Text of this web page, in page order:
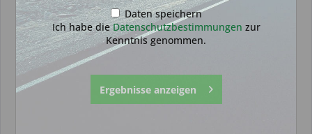
Daten speichern
Ich habe dieDatenschutzbestimmungen zur
Kenntnis genommen.
Ergebnisse anzeigen